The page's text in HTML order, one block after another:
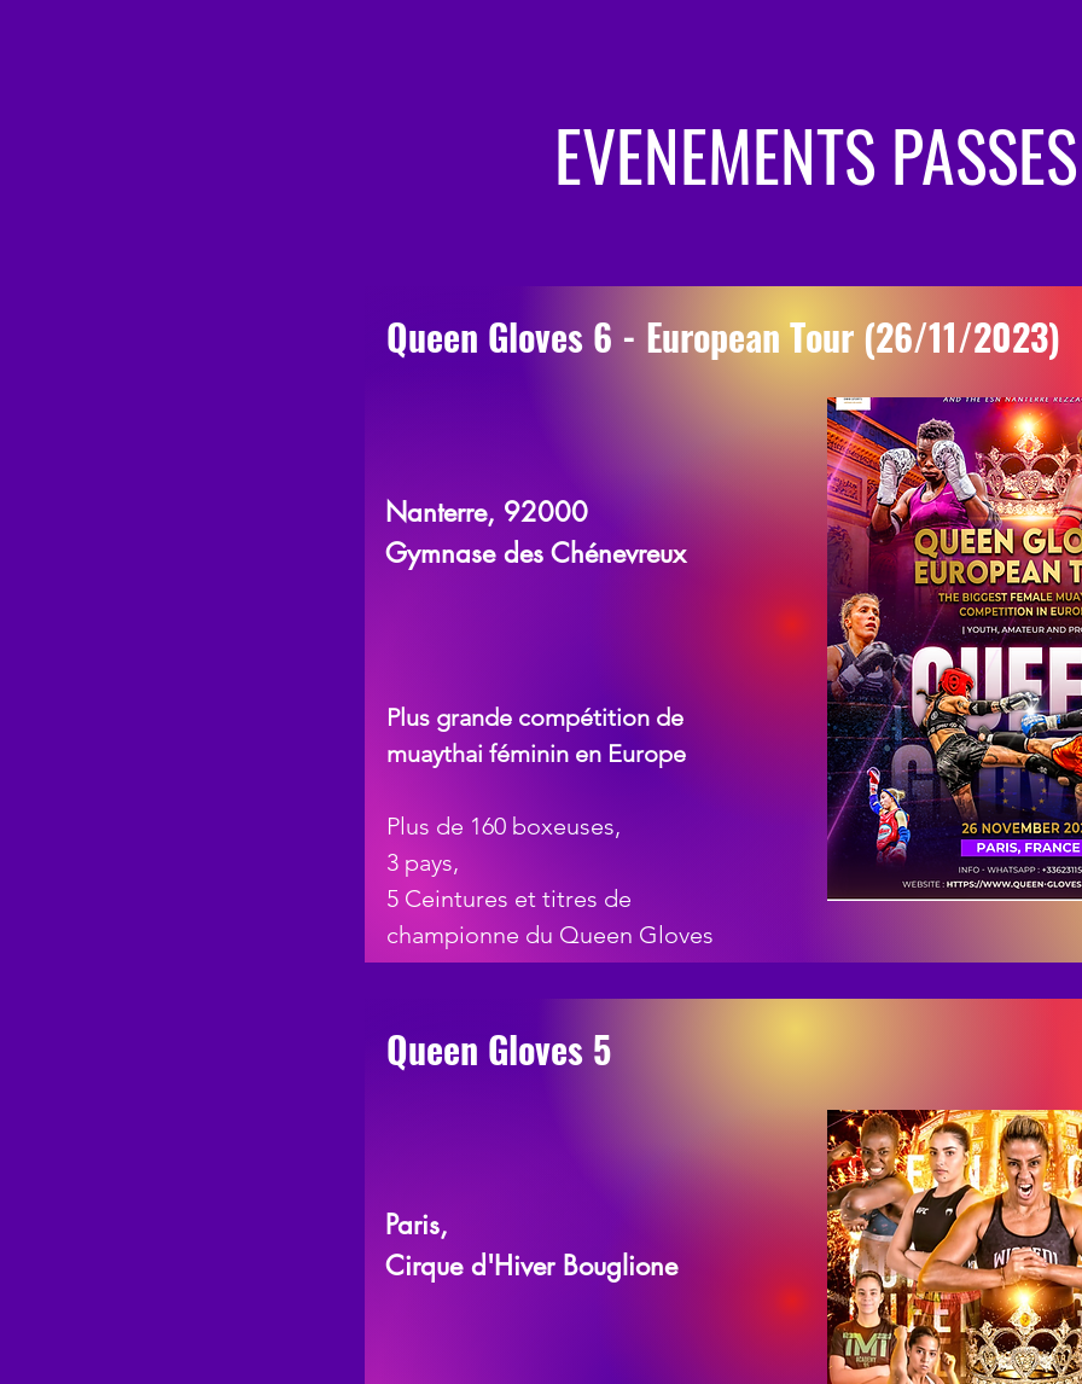
EVENEMENTS PASSES
Queen Gloves 6 - European Tour (26/11/2023)
Nanterre, 92000
Gymnase des Chénevreux
Plus grande compétition de
muaythai féminin en Europe
Plus de 160 boxeuses,
3 pays,
5 Ceintures et titres de
championne du Queen Gloves
Queen Gloves 5
Paris,
Cirque d'Hiver Bouglione